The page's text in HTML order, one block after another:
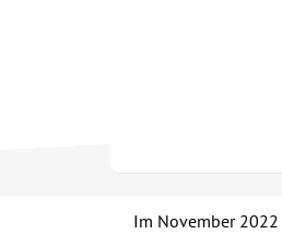
Im November